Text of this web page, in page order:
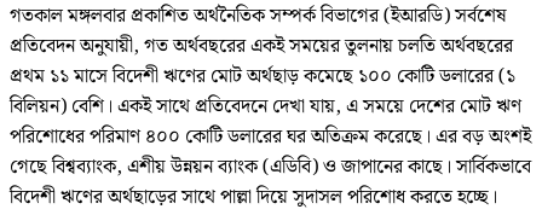
গতকাল মঙ্গলবার প্রকাশিত অর্থনৈতিক সম্পর্ক বিভাগের (ইআরডি) সর্বশেষ
প্রতিবেদন অনুযায়ী, গত অর্থবছরের একই সময়ের তুলনায় চলতি অর্থবছরের
প্রথম ১১ মাসে বিদেশী ঋণের মোট অর্থছাড় কমেছে ১০০ কোটি ডলারের (১
বিলিয়ন) বেশি। একই সাথে প্রতিবেদনে দেখা যায়, এ সময়ে দেশের মোট ঋণ
পরিশোধের পরিমাণ ৪০০ কোটি ডলারের ঘর অতিক্রম করেছে। এর বড় অংশই
গেছে বিশ্বব্যাংক, এশীয় উন্নয়ন ব্যাংক (এডিবি) ও জাপানের কাছে। সার্বিকভাবে
বিদেশী ঋণের অর্থছাড়ের সাথে পাল্লা দিয়ে সুদাসল পরিশোধ করতে হচ্ছে।